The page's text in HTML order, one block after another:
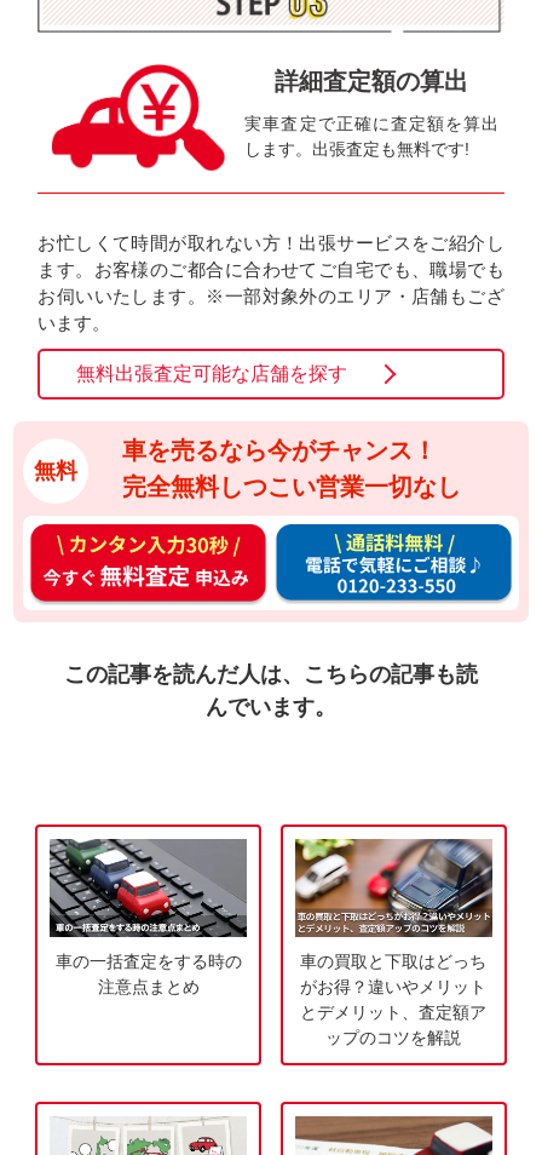
詳細査定額の算出
実車査定で正確に査定額を算出
します。出張査定も無料です!
お忙しくて時間が取れない方！出張サービスをご紹介し
ます。お客様のご都合に合わせてご自宅でも、職場でも
お伺いいたします。※一部対象外のエリア・店舗もござ
います。
無料出張査定可能な店舗を探す
無料
車を売るなら今がチャンス！
完全無料しつこい営業一切なし
カ
ン
タ
今
み
通
料
料
お
気
この記事を読んだ人は、こちらの記事も読
んでいます。
車の一括査定をする時の
注意点まとめ
車の買取と下取はどっち
がお得？違いやメリット
とデメリット、査定額ア
ップのコツを解説